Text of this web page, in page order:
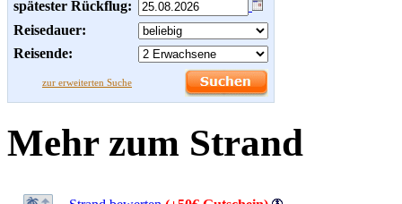
spätester Rückflug:
Reisedauer:
Reisende:
zur erweiterten Suche
Mehr zum Strand